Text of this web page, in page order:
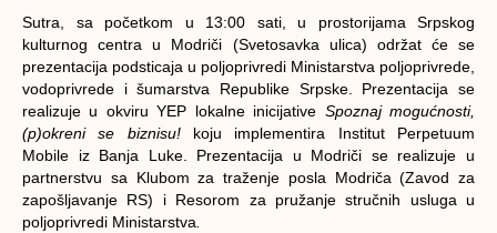
Sutra, sa početkom u 13:00 sati, u prostorijama Srpskog
kulturnog centra u Modriči (Svetosavka ulica) održat će se
prezentacija podsticaja u poljoprivredi Ministarstva poljoprivrede,
vodoprivrede i šumarstva Republike Srpske. Prezentacija se
realizuje u okviru YEP lokalne inicijative Spoznaj mogućnosti,
(p)okreni se biznisu! koju implementira Institut Perpetuum
Mobile iz Banja Luke. Prezentacija u Modriči se realizuje u
partnerstvu sa Klubom za traženje posla Modriča (Zavod za
zapošljavanje RS) i Resorom za pružanje stručnih usluga u
poljoprivredi Ministarstva